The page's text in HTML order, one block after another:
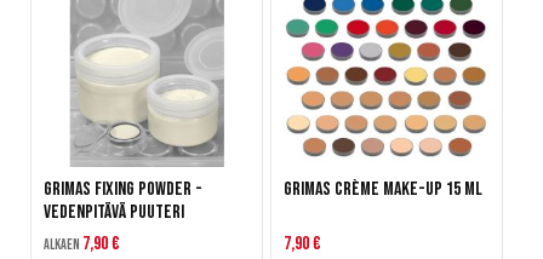
Grimas Fixing Powder -
Vedenpitävä puuteri
Alkaen 7,90 €
Grimas Crème Make-Up 15 ml
7,90 €